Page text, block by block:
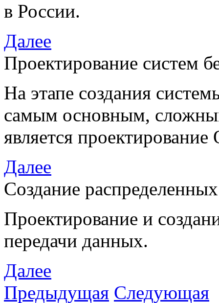
в России.
Далее
Проектирование систем
На этапе создания
самым основным,
является
Далее
Создание
Проектирование и
передачи данных.
Далее
Предыдущая Следующая